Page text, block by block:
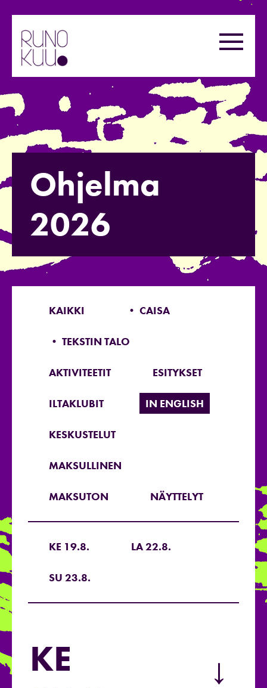
sisältöön
Ohjelma
2026
KAIKKI • CAISA
• TEKSTIN TALO
AKTIVITEETIT ESITYKSET
ILTAKLUBIT IN ENGLISH
KESKUSTELUT
MAKSULLINEN
MAKSUTON NÄYTTELYT
KE 19.8. LA 22.8.
SU 23.8.
KE
→